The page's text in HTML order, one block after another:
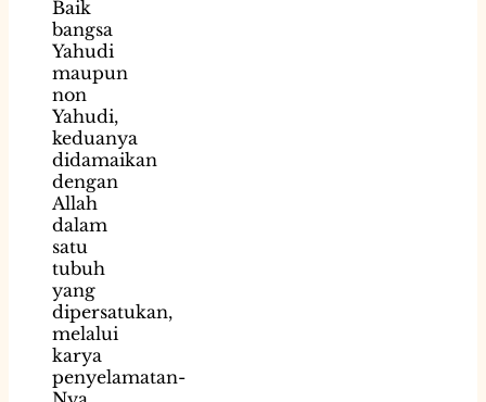
Baik
bangsa
Yahudi
maupun
non
Yahudi,
keduanya
didamaikan
dengan
Allah
dalam
satu
tubuh
yang
dipersatukan,
melalui
karya
penyelamatan-